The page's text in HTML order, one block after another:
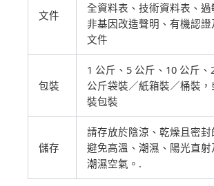
文件
全資料表、技術資料表、過
非基因改造聲明、有機認
文件
包裝
1 公斤、5 公斤、10 公斤、
公斤袋裝／紙箱裝／桶裝
裝包裝
儲存
請存放於陰涼、乾燥且密封
避免高溫、潮濕、陽光直
潮濕空氣。.